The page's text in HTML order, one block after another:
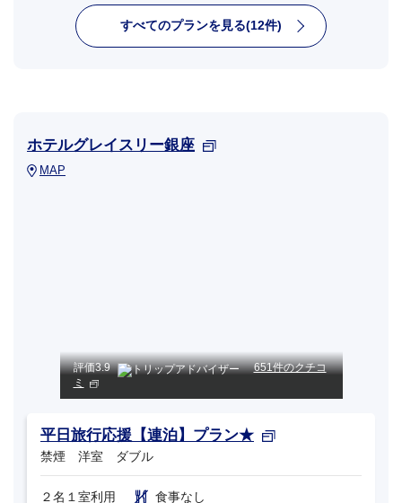
すべてのプランを見る(12件)
ホテルグレイスリー銀座
MAP
評価3.9
651件のクチコ
ミ
平日旅行応援【連泊】プラン★
禁煙 洋室 ダブル
２名１室利用 食事なし